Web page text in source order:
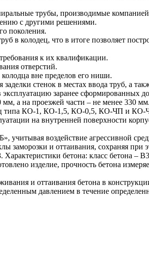
трубы, производимые
с другими решениями.
поколения.
в колодец, что в итоге позволяет
к их квалификации.
отверстий.
вне пределов его ниши.
стенок в местах ввода труб, а
заранее сформированных
мм, а на проезжей части – не менее
типа КО-1, КО-1,5, КО-0,5, КО-ЧП и КО-
на внутренней поверхности
воздействие агрессивной среды
и оттаивания, сохраняя при
бетона: класс бетона –
изделие, прочность бетона
и оттаивания бетона в
давлением в течение